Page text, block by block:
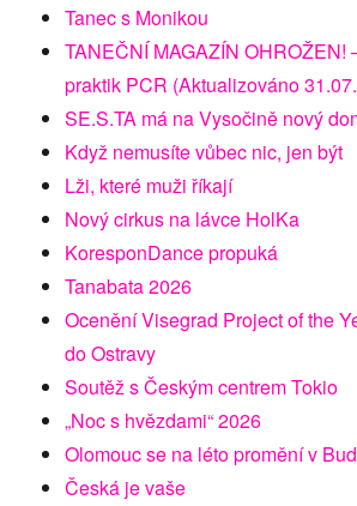
Tanec s Monikou
TANEČNÍ MAGAZÍN OHROŽEN!
praktik PCR (Aktualizováno
SE.S.TA má na Vysočině nový
Když nemusíte vůbec nic, jen být
Lži, které muži říkají
Nový cirkus na lávce HolKa
KoresponDance propuká
Tanabata 2026
Ocenění Visegrad Project of the
do Ostravy
Soutěž s Českým centrem Tokio
„Noc s hvězdami“ 2026
Olomouc se na léto promění v
Česká je vaše